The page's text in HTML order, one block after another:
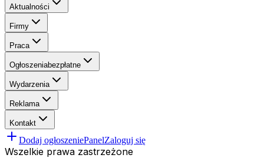
Aktualności
Firmy
Praca
Ogłoszeniabezpłatne
Wydarzenia
Reklama
Kontakt
Dodaj ogłoszeniePanelZaloguj się
Wszelkie prawa zastrzeżone